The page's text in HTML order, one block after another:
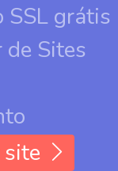
SSL grátis
Sites
site